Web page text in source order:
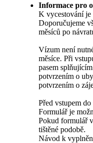
Informace pro
K vycestování je
Doporučujeme
měsíců po
Vízum není
měsíce. Při
pasem
potvrzením o
potvrzením o
Před vstupem
Formulář je
Pokud formulář
tištěné podobě.
Návod k